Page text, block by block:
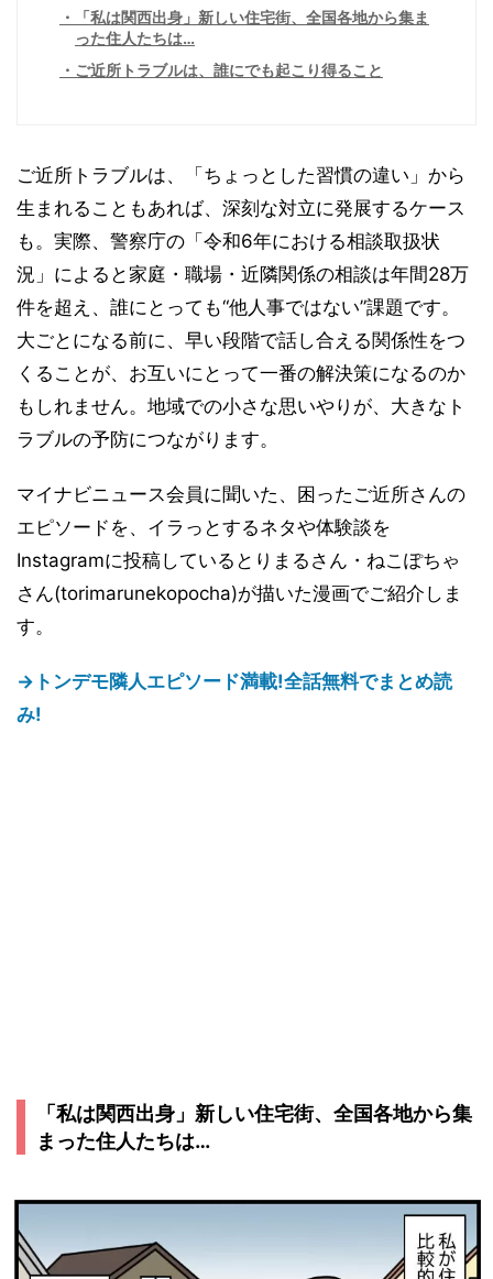
「私は関西出身」新しい住宅街、全国各地から集ま
った住人たちは…
ご近所トラブルは、誰にでも起こり得ること
ご近所トラブルは、「ちょっとした習慣の違い」から
生まれることもあれば、深刻な対立に発展するケース
も。実際、警察庁の「令和6年における相談取扱状
況」によると家庭・職場・近隣関係の相談は年間28万
件を超え、誰にとっても“他人事ではない”課題です。
大ごとになる前に、早い段階で話し合える関係性をつ
くることが、お互いにとって一番の解決策になるのか
もしれません。地域での小さな思いやりが、大きなト
ラブルの予防につながります。
マイナビニュース会員に聞いた、困ったご近所さんの
エピソードを、イラっとするネタや体験談を
Instagramに投稿しているとりまるさん・ねこぽちゃ
さん(torimarunekopocha)が描いた漫画でご紹介しま
す。
→トンデモ隣人エピソード満載!全話無料でまとめ読
み!
「私は関西出身」新しい住宅街、全国各地から集
まった住人たちは…